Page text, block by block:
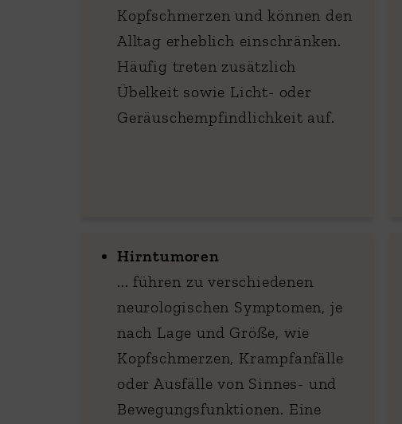
Kopfschmerzen und können den
Alltag erheblich einschränken.
Häufig treten zusätzlich
Übelkeit sowie Licht- oder
Geräuschempfindlichkeit auf.
Hirntumoren
... führen zu verschiedenen
neurologischen Symptomen, je
nach Lage und Größe, wie
Kopfschmerzen, Krampfanfälle
oder Ausfälle von Sinnes- und
Bewegungsfunktionen. Eine